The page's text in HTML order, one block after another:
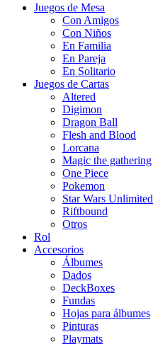
Juegos de Mesa
Con Amigos
Con Niños
En Familia
En Pareja
En Solitario
Juegos de Cartas
Altered
Digimon
Dragon Ball
Flesh and Blood
Lorcana
Magic the gathering
One Piece
Pokemon
Star Wars Unlimited
Riftbound
Otros
Rol
Accesorios
Álbumes
Dados
DeckBoxes
Fundas
Hojas para álbumes
Pinturas
Playmats